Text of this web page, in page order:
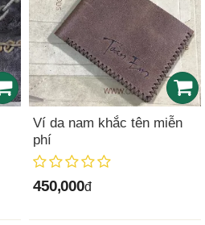
Ví da nam khắc tên miễn
phí
450,000đ